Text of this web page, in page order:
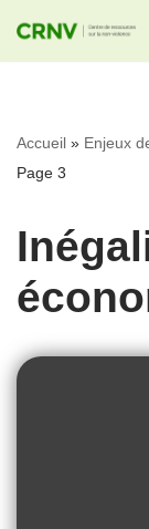
Aller
Accueil » Enjeux
Page 3